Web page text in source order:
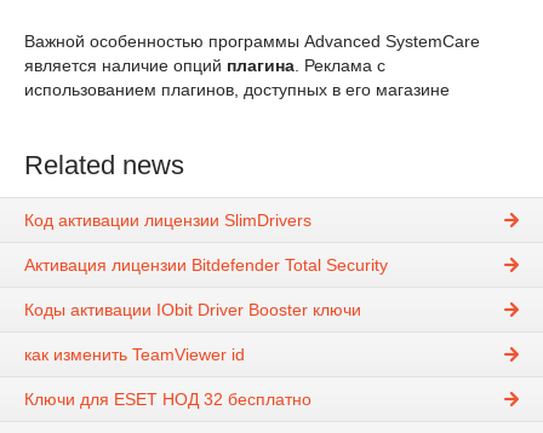
Важной особенностью программы Advanced SystemCare
является наличие опций плагина . Реклама с
использованием плагинов, доступных в его магазине
Related news
Код активации лицензии SlimDrivers
Активация лицензии Bitdefender Total Security
Коды активации IObit Driver Booster ключи
как изменить TeamViewer id
Ключи для ESET НОД 32 бесплатно